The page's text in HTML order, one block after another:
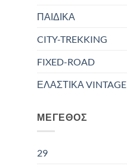
ΠΑΙΔΙΚΑ
CITY-TREKKING
FIXED-ROAD
ΕΛΑΣΤΙΚΑ VINTAGE
ΜΈΓΕΘΟΣ
29